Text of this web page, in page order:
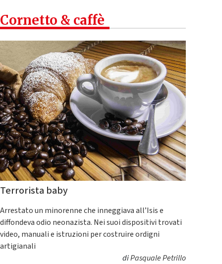
Cornetto & caffè
Terrorista baby
Arrestato un minorenne che inneggiava all’Isis e
diffondeva odio neonazista. Nei suoi dispositivi trovati
video, manuali e istruzioni per costruire ordigni
artigianali
diPasquale Petrillo